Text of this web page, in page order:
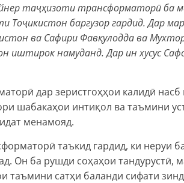
таҷҳизоти трансформаторӣ ба
баргузор гардид. Дар
ва Сафири Фавқулодда ва
иштирок намуданд. Дар ин хусус
дар зеристгоҳҳои калидӣ насб
шабакаҳои интиқол ва таъмини
менамояд.
таъкид гардид, ки неруи
Он ба рушди соҳаҳои тандурустӣ,
таъмини сатҳи баланди сифати